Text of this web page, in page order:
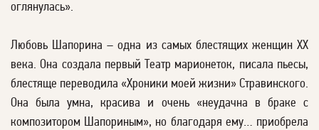
оглянулась».
Любовь Шапорина – одна из самых блестящих женщин XX
века. Она создала первый Театр марионеток, писала пьесы,
блестяще переводила «Хроники моей жизни» Стравинского.
Она была умна, красива и очень «неудачна в браке с
композитором Шапориным», но благодаря ему… приобрела